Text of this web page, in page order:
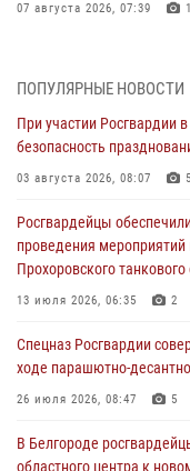
07 августа 2026, 07:39 1
Подвиги
экспозиции
06 августа 2026, 12:05
В Белгороде
областного центра к
Росгвардия обеспечила
83-й годовщины
06 августа 2026, 06:54
ПОПУЛЯРНЫЕ НОВОСТИ
При участии Росгвардии
безопасность
03 августа 2026, 08:07 5
Росгвардейцы
проведения
Прохоровского
13 июля 2026, 06:35 2
Спецназ Росгвардии
ходе парашютно-
26 июля 2026, 08:47 5
В Белгороде
областного центра к